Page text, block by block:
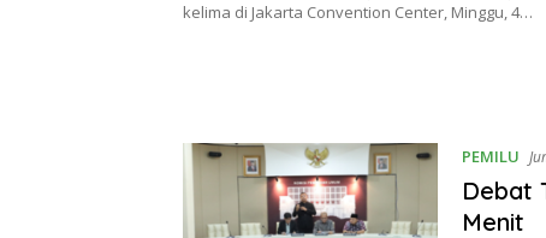
kelima di Jakarta Convention Center, Minggu, 4…
PEMILU
Debat
Menit